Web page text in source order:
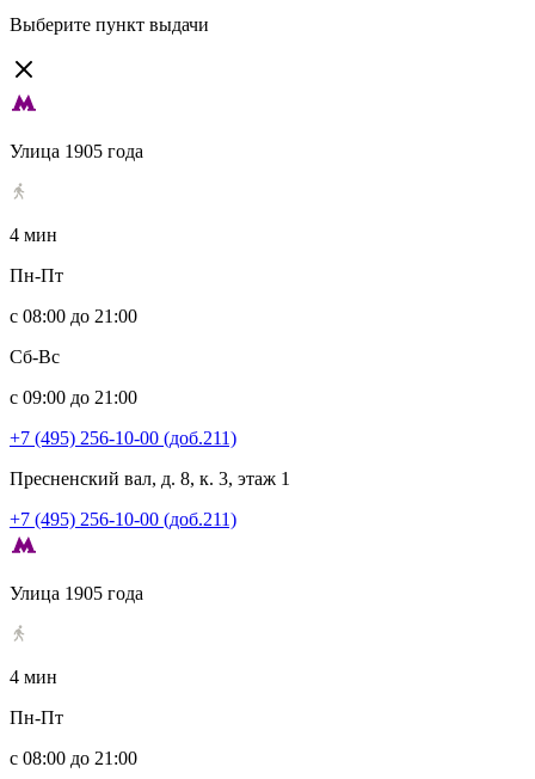
Выберите пункт выдачи
Улица 1905 года
4 мин
Пн-Пт
с 08:00 до 21:00
Сб-Вс
с 09:00 до 21:00
+7 (495) 256-10-00 (доб.211)
Пресненский вал, д. 8, к. 3, этаж 1
+7 (495) 256-10-00 (доб.211)
Улица 1905 года
4 мин
Пн-Пт
с 08:00 до 21:00